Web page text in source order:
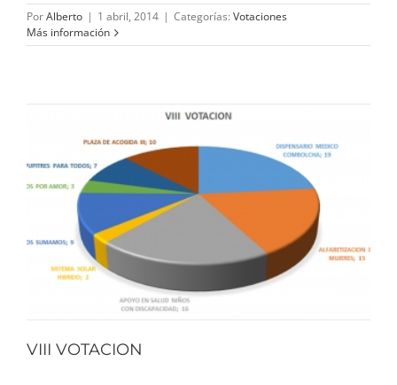
PorAlberto | 1 abril, 2014 | Categorías: Votaciones
Más información
VIII VOTACION